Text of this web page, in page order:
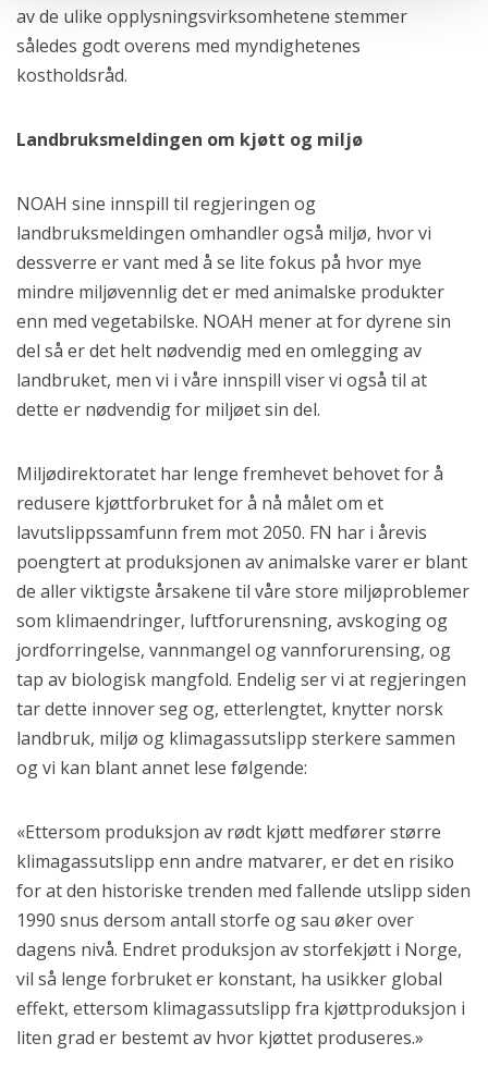
av de ulike opplysningsvirksomhetene stemmer
således godt overens med myndighetenes
kostholdsråd.
Landbruksmeldingen om kjøtt og miljø
NOAH sine innspill til regjeringen og
landbruksmeldingen omhandler også miljø, hvor vi
dessverre er vant med å se lite fokus på hvor mye
mindre miljøvennlig det er med animalske produkter
enn med vegetabilske. NOAH mener at for dyrene sin
del så er det helt nødvendig med en omlegging av
landbruket, men vi i våre innspill viser vi også til at
dette er nødvendig for miljøet sin del.
Miljødirektoratet har lenge fremhevet behovet for å
redusere kjøttforbruket for å nå målet om et
lavutslippssamfunn frem mot 2050. FN har i årevis
poengtert at produksjonen av animalske varer er blant
de aller viktigste årsakene til våre store miljøproblemer
som klimaendringer, luftforurensning, avskoging og
jordforringelse, vannmangel og vannforurensing, og
tap av biologisk mangfold. Endelig ser vi at regjeringen
tar dette innover seg og, etterlengtet, knytter norsk
landbruk, miljø og klimagassutslipp sterkere sammen
og vi kan blant annet lese følgende:
«Ettersom produksjon av rødt kjøtt medfører større
klimagassutslipp enn andre matvarer, er det en risiko
for at den historiske trenden med fallende utslipp siden
1990 snus dersom antall storfe og sau øker over
dagens nivå. Endret produksjon av storfekjøtt i Norge,
vil så lenge forbruket er konstant, ha usikker global
effekt, ettersom klimagassutslipp fra kjøttproduksjon i
liten grad er bestemt av hvor kjøttet produseres.»